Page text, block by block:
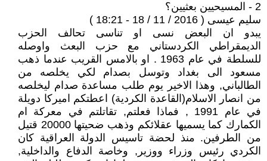
2 - المسيحيين بعثيين؟
سليم عيسى ( 2016 / 11 / 18 - 18:21 )
يبدو ان البعض نسى او تناسى تحالف الحزب
الديمقراطي الكردستاني مع حزب البعث واوصله
للسلطة في عام 1963 . او بالامس القريب عندما ذهب
مسعود الى بغداد وتوسل بصدام لكي يخلصه من
الطالباني, وهذا الاخير يوم طلب مساعدة صدام ليخلصه
من انصار الاسلام(القاعدة الكردية) اعطتكم اميركا دويلة
في عام 1991 , فماذا فعلتم, تقاتلتم في معركة ام
الكمارك كما يسميها عقلائكم وذهب ضحيتها 20000 قتيل
من الطرفين. منذ لحضة تاسيس الدولة العراقية كان
الكردي رئيس وزراء ووزير, وخاصة الدفاع والداخلية,